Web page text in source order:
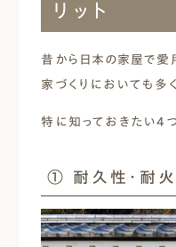
リット
昔から日本の家屋で愛
家づくりにおいても多く
特に知っておきたい4つ
① 耐久性・耐